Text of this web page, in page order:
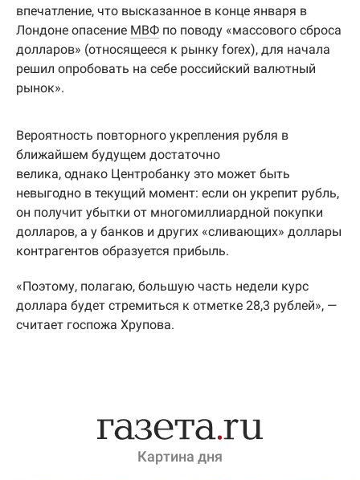
впечатление, что высказанное в конце января в
Лондоне опасение МВФ по поводу «массового сброса
долларов» (относящееся к рынку forex), для начала
решил опробовать на себе российский валютный
рынок».
Вероятность повторного укрепления рубля в
ближайшем будущем достаточно
велика, однако Центробанку это может быть
невыгодно в текущий момент: если он укрепит рубль,
он получит убытки от многомиллиардной покупки
долларов, а у банков и других «сливающих» доллары
контрагентов образуется прибыль.
«Поэтому, полагаю, большую часть недели курс
доллара будет стремиться к отметке 28,3 рублей», —
считает госпожа Хрупова.
Картина дня